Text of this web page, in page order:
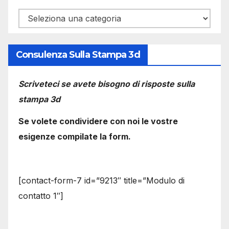
Categorie
Consulenza Sulla Stampa 3d
Scriveteci se avete bisogno di risposte sulla
stampa 3d
Se volete condividere con noi le vostre
esigenze compilate la form.
[contact-form-7 id=”9213″ title=”Modulo di
contatto 1″]